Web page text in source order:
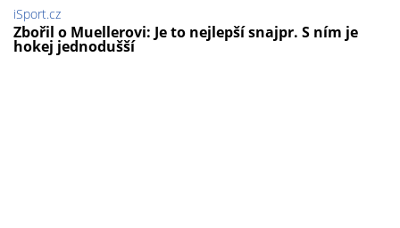
iSport.cz
Zbořil o Muellerovi: Je to nejlepší snajpr. S ním je
hokej jednodušší